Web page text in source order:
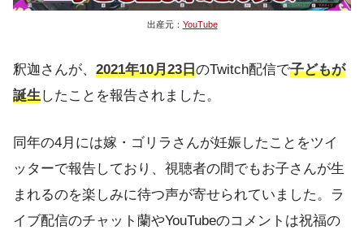
出産元： YouTube
釈迦さんが、 2021年10月23日のTwitch配信で子どもが
誕生したことを報告されました。
同年の4月には嫁・ゴリラさんが妊娠したことをツイ
ッターで報告しており、視聴者の間でもお子さんが生
まれるのを楽しみに待つ声が寄せられていました。ラ
イブ配信のチャット蘭やYouTubeのコメントは祝福の